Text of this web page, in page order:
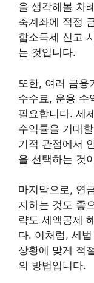
을 생각해볼 차
축계좌에 적정
합소득세 신고
는 것입니다.
또한, 여러 금융
수수료, 운용 수
필요합니다. 세
수익률을 기대
기적 관점에서
을 선택하는 것
마지막으로, 연
지하는 것도 좋
략도 세액공제
다. 이처럼, 세
상황에 맞게 적
의 방법입니다.